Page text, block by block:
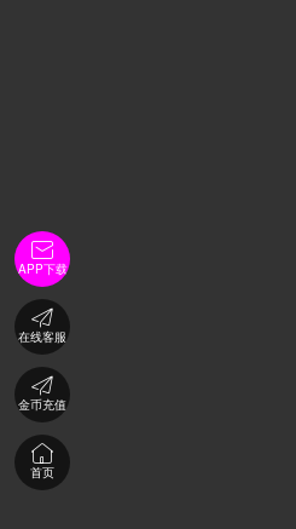

APP下载

在线客服

金币充值

首页